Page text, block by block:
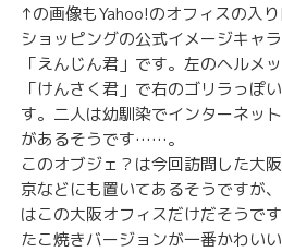
↑の画像もYahoo!のオフィスの入
ショッピングの公式イメージキャ
「えんじん君」です。左のヘルメ
「けんさく君」で右のゴリラっぽ
す。二人は幼馴染でインターネッ
があるそうです……。
このオブジェ？は今回訪問した大
京などにも置いてあるそうですが
はこの大阪オフィスだけだそうで
たこ焼きバージョンが一番かわいい